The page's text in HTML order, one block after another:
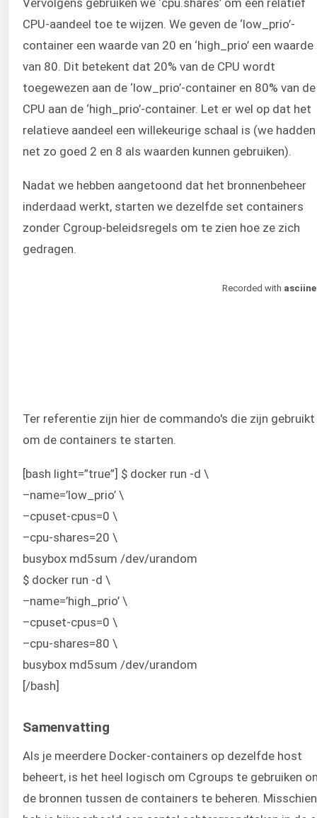
CPU-aandeel toe te wijzen. We geven de ‘low_prio’-
container een waarde van 20 en ‘high_prio’ een waarde
van 80. Dit betekent dat 20% van de CPU wordt
toegewezen aan de ‘low_prio’-container en 80% van de
CPU aan de ‘high_prio’-container. Let er wel op dat het
relatieve aandeel een willekeurige schaal is (we hadden
net zo goed 2 en 8 als waarden kunnen gebruiken).
Nadat we hebben aangetoond dat het bronnenbeheer
inderdaad werkt, starten we dezelfde set containers
zonder Cgroup-beleidsregels om te zien hoe ze zich
gedragen.
Ter referentie zijn hier de commando's die zijn gebruikt
om de containers te starten.
[bash light=”true”] $ docker run -d \
–name=’low_prio’ \
–cpuset-cpus=0 \
–cpu-shares=20 \
busybox md5sum /dev/urandom
$ docker run -d \
–name=’high_prio’ \
–cpuset-cpus=0 \
–cpu-shares=80 \
busybox md5sum /dev/urandom
[/bash]
Samenvatting
Als je meerdere Docker-containers op dezelfde host
beheert, is het heel logisch om Cgroups te gebruiken
de bronnen tussen de containers te beheren. Misschien